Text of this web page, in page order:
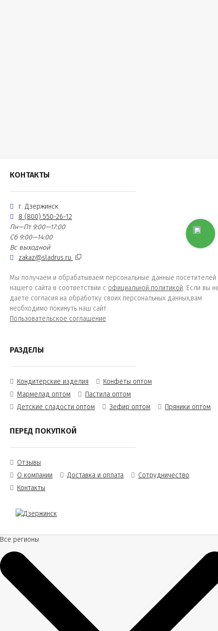
КОНТАКТЫ
г. Дзержинск
8 (800) 550-26-12
Пн—Пт 9:00—17:00
Сб 9:00—14:00
Вс выходной
zakaz@sladrus.ru
Мы получаем и обрабатываем персональные данные посетителей
нашего сайта в соответствии с официальной политикой. Если вы
даете согласия на обработку своих персональных данных,вам
необходимо покинуть наш сайт.
Пользовательское соглашение
РАЗДЕЛЫ
Кондитерские изделия
Конфеты оптом
Мармелад оптом
Пастила оптом
Детские сладости оптом
Зефир оптом Пряники оптом
ПЕРЕД ПОКУПКОЙ
Отзывы
О компании
Доставка и оплата
Сотрудничество
Контакты
Все регионы